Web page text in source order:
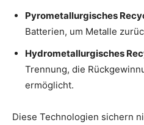
Pyrometallurgisches
Batterien, um Metalle
Hydrometallurgisches
Trennung, die
ermöglicht.
Diese Technologien sichern